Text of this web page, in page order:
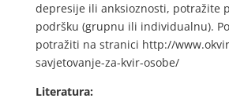
depresije ili anksioznosti, potražite
podršku (grupnu ili individualnu).
potražiti na stranici http://
savjetovanje-za-kvir-osobe/
Literatura: